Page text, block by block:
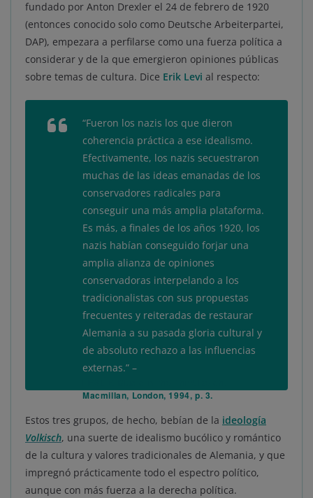
fundado por Anton Drexler el 24 de febrero de 1920
(entonces conocido solo como Deutsche Arbeiterpartei,
DAP), empezara a perfilarse como una fuerza política a
considerar y de la que emergieron opiniones públicas
sobre temas de cultura. Dice Erik Levi al respecto:
“Fueron los nazis los que dieron
coherencia práctica a ese idealismo.
Efectivamente, los nazis secuestraron
muchas de las ideas emanadas de los
conservadores radicales para
conseguir una más amplia plataforma.
Es más, a finales de los años 1920, los
nazis habían conseguido forjar una
amplia alianza de opiniones
conservadoras interpelando a los
tradicionalistas con sus propuestas
frecuentes y reiteradas de restaurar
Alemania a su pasada gloria cultural y
de absoluto rechazo a las influencias
externas.” –
Macmillan, London, 1994, p. 3.
Estos tres grupos, de hecho, bebían de la ideología
Volkisch, una suerte de idealismo bucólico y romántico
de la cultura y valores tradicionales de Alemania, y que
impregnó prácticamente todo el espectro político,
aunque con más fuerza a la derecha política.